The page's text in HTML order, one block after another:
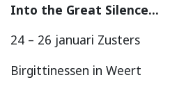
Into the Great Silence…
24 – 26 januari Zusters
Birgittinessen in Weert